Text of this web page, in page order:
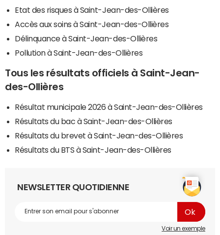
Etat des risques à Saint-Jean-des-Ollières
Accès aux soins à Saint-Jean-des-Ollières
Délinquance à Saint-Jean-des-Ollières
Pollution à Saint-Jean-des-Ollières
Tous les résultats officiels à Saint-Jean-
des-Ollières
Résultat municipale 2026 à Saint-Jean-des-Ollières
Résultats du bac à Saint-Jean-des-Ollières
Résultats du brevet à Saint-Jean-des-Ollières
Résultats du BTS à Saint-Jean-des-Ollières
NEWSLETTER QUOTIDIENNE
Voir un exemple